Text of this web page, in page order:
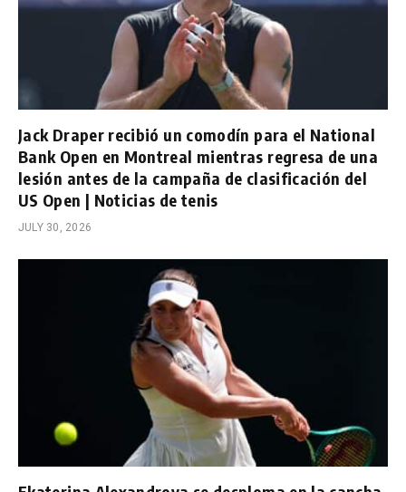
Jack Draper recibió un comodín para el National
Bank Open en Montreal mientras regresa de una
lesión antes de la campaña de clasificación del
US Open | Noticias de tenis
JULY 30, 2026